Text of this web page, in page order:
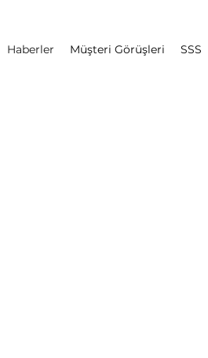
Haberler Müşteri Görüşleri SSS